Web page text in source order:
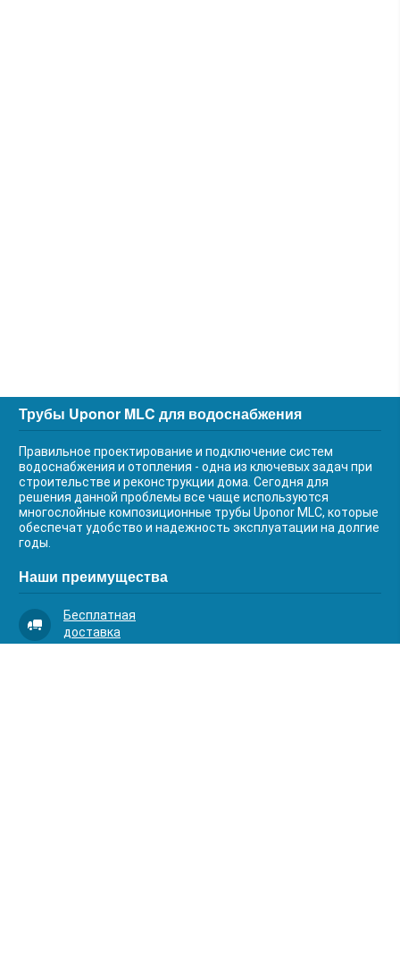
Трубы Uponor MLC для водоснабжения
Правильное проектирование и подключение систем
водоснабжения и отопления - одна из ключевых задач при
строительстве и реконструкции дома. Сегодня для
решения данной проблемы все чаще используются
многослойные композиционные трубы Uponor MLC, которые
обеспечат удобство и надежность эксплуатации на долгие
годы.
Наши преимущества
Бесплатная
доставка